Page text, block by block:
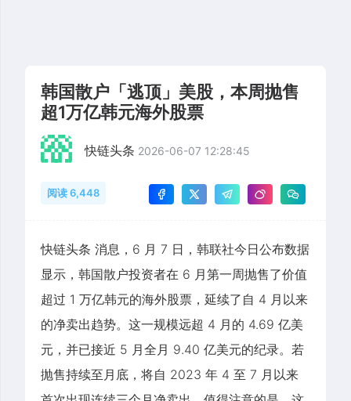
韩国散户「逃顶」美股，本周抛售
超1万亿韩元海外股票
快链头条 2026-06-07 12:28:45
阅读 6,448
快链头条 消息，6 月 7 日，韩联社今日公布数据
显示，韩国散户投资者在 6 月第一周抛售了价值
超过 1 万亿韩元的海外股票，延续了自 4 月以来
的净卖出趋势。这一规模远超 4 月的 4.69 亿美
元，并已接近 5 月全月 9.40 亿美元的纪录。若
抛售持续至月底，将自 2023 年 4 至 7 月以来